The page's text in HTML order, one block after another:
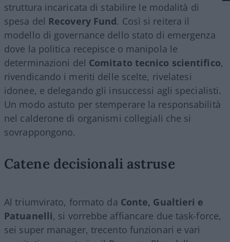
struttura incaricata di stabilire le modalità di
spesa del Recovery Fund. Così si reitera il
modello di governance dello stato di emergenza
dove la politica recepisce o manipola le
determinazioni del Comitato tecnico scientifico,
rivendicando i meriti delle scelte, rivelatesi
idonee, e delegando gli insuccessi agli specialisti.
Un modo astuto per stemperare la responsabilità
nel calderone di organismi collegiali che si
sovrappongono.
Catene decisionali astruse
Al triumvirato, formato da Conte, Gualtieri e
Patuanelli, si vorrebbe affiancare due task-force,
sei super manager, trecento funzionari e vari